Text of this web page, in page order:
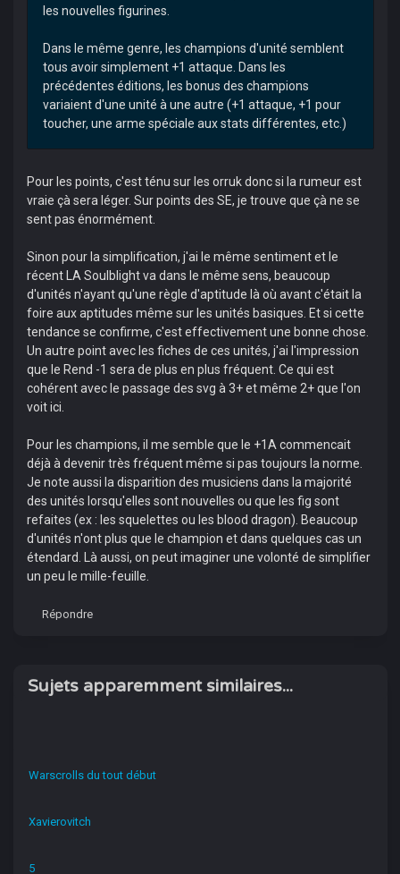
les nouvelles figurines.
Dans le même genre, les champions d'unité semblent
tous avoir simplement +1 attaque. Dans les
précédentes éditions, les bonus des champions
variaient d'une unité à une autre (+1 attaque, +1 pour
toucher, une arme spéciale aux stats différentes, etc.)
Pour les points, c'est ténu sur les orruk donc si la rumeur est
vraie çà sera léger. Sur points des SE, je trouve que çà ne se
sent pas énormément.
Sinon pour la simplification, j'ai le même sentiment et le
récent LA Soulblight va dans le même sens, beaucoup
d'unités n'ayant qu'une règle d'aptitude là où avant c'était la
foire aux aptitudes même sur les unités basiques. Et si cette
tendance se confirme, c'est effectivement une bonne chose.
Un autre point avec les fiches de ces unités, j'ai l'impression
que le Rend -1 sera de plus en plus fréquent. Ce qui est
cohérent avec le passage des svg à 3+ et même 2+ que l'on
voit ici.
Pour les champions, il me semble que le +1A commencait
déjà à devenir très fréquent même si pas toujours la norme.
Je note aussi la disparition des musiciens dans la majorité
des unités lorsqu'elles sont nouvelles ou que les fig sont
refaites (ex : les squelettes ou les blood dragon). Beaucoup
d'unités n'ont plus que le champion et dans quelques cas un
étendard. Là aussi, on peut imaginer une volonté de simplifier
un peu le mille-feuille.
Répondre
Sujets apparemment similaires...
Warscrolls du tout début
Xavierovitch
5